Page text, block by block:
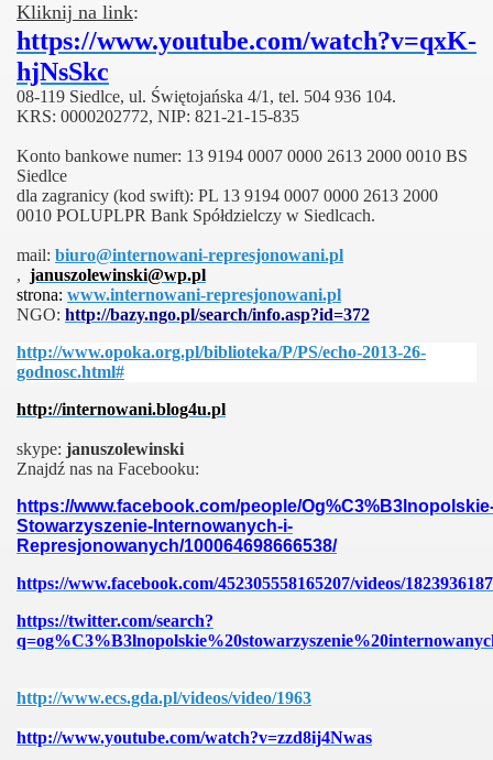
Kliknij na link:
https://www.youtube.com/watch?v=qxK-
hjNsSkc
08-119 Siedlce, ul. Świętojańska 4/1, tel. 504 936 104.
KRS: 0000202772, NIP: 821-21-15-835
Konto bankowe numer: 13 9194 0007 0000 2613 2000 0010 BS
Siedlce
dla zagranicy (kod swift): PL 13 9194 0007 0000 2613 2000
0010 POLUPLPR Bank Spółdzielczy w Siedlcach.
mail: biuro@internowani-represjonowani.pl
, januszolewinski@wp.pl
strona: www.internowani-represjonowani.pl
NGO: http://bazy.ngo.pl/search/info.asp?id=372
http://www.opoka.org.pl/biblioteka/P/PS/echo-2013-26-
godnosc.html#
http://internowani.blog4u.pl
skype: januszolewinski
Znajdź nas na Facebooku:
https://www.facebook.com/people/
Stowarzyszenie-Internowanych-i-
Represjonowanych/100064698666538/
https://www.facebook.com/452305558165207/videos/
https://twitter.com/search?
http://www.ecs.gda.pl/videos/video/1963
http://www.youtube.com/watch?v=zzd8ij4Nwas